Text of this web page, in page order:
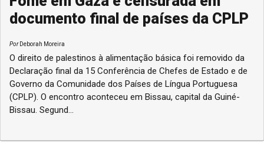
documento final de países da CPLP
PorDeborah Moreira
O direito de palestinos à alimentação básica foi removido da
Declaração final da 15 Conferência de Chefes de Estado e de
Governo da Comunidade dos Países de Língua Portuguesa
(CPLP). O encontro aconteceu em Bissau, capital da Guiné-
Bissau. Segund...